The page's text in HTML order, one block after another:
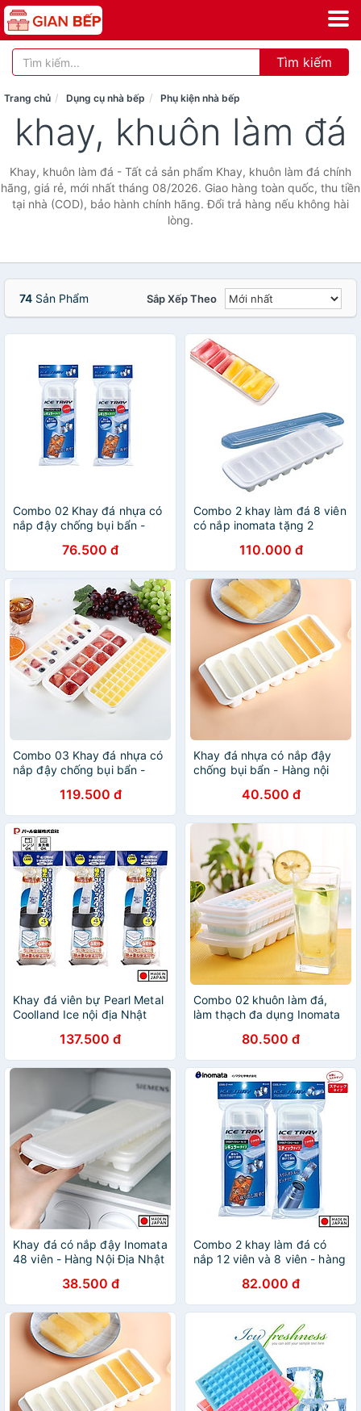
Tìm kiếm
Trang chủ Dụng cụ nhà bếp Phụ kiện nhà bếp
khay, khuôn làm đá
Khay, khuôn làm đá - Tất cả sản phẩm Khay, khuôn làm đá chính
hãng, giá rẻ, mới nhất tháng 08/2026. Giao hàng toàn quốc, thu tiền
tại nhà (COD), bảo hành chính hãng. Đổi trả hàng nếu không hài
lòng.
74 Sản Phẩm Sắp Xếp Theo
Combo 02 Khay đá nhựa có
nắp đậy chống bụi bẩn -
76.500 đ
Combo 2 khay làm đá 8 viên
có nắp inomata tặng 2
110.000 đ
Combo 03 Khay đá nhựa có
nắp đậy chống bụi bẩn -
119.500 đ
Khay đá nhựa có nắp đậy
chống bụi bẩn - Hàng nội
40.500 đ
Khay đá viên bự Pearl Metal
Coolland Ice nội địa Nhật
137.500 đ
Combo 02 khuôn làm đá,
làm thạch đa dụng Inomata
80.500 đ
Khay đá có nắp đậy Inomata
48 viên - Hàng Nội Địa Nhật
38.500 đ
Combo 2 khay làm đá có
nắp 12 viên và 8 viên - hàng
82.000 đ